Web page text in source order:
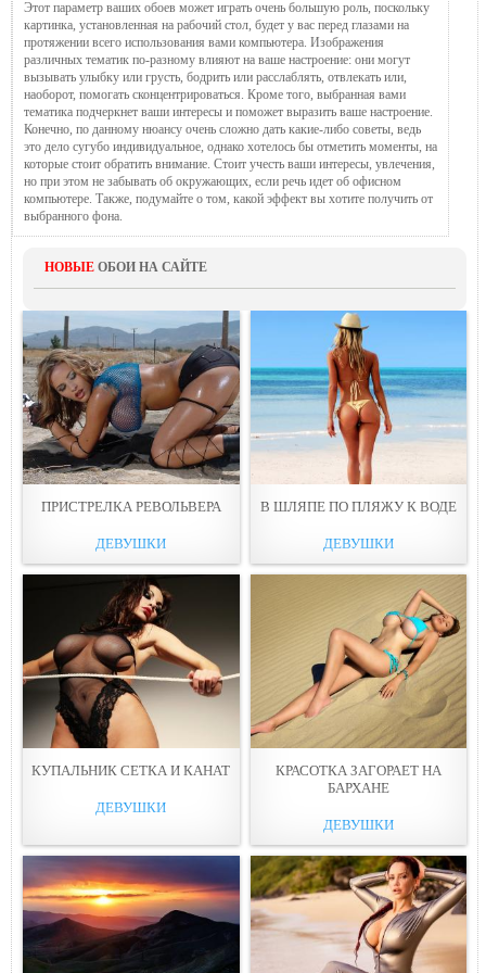
Этот параметр ваших обоев может играть очень большую роль, поскольку
картинка, установленная на рабочий стол, будет у вас перед глазами на
протяжении всего использования вами компьютера. Изображения
различных тематик по-разному влияют на ваше настроение: они могут
вызывать улыбку или грусть, бодрить или расслаблять, отвлекать или,
наоборот, помогать сконцентрироваться. Кроме того, выбранная вами
тематика подчеркнет ваши интересы и поможет выразить ваше настроение.
Конечно, по данному нюансу очень сложно дать какие-либо советы, ведь
это дело сугубо индивидуальное, однако хотелось бы отметить моменты, на
которые стоит обратить внимание. Стоит учесть ваши интересы, увлечения,
но при этом не забывать об окружающих, если речь идет об офисном
компьютере. Также, подумайте о том, какой эффект вы хотите получить от
выбранного фона.
НОВЫЕ ОБОИ НА САЙТЕ
ПРИСТРЕЛКА РЕВОЛЬВЕРА
ДЕВУШКИ
В ШЛЯПЕ ПО ПЛЯЖУ К ВОДЕ
ДЕВУШКИ
КУПАЛЬНИК СЕТКА И КАНАТ
ДЕВУШКИ
КРАСОТКА ЗАГОРАЕТ НА
БАРХАНЕ
ДЕВУШКИ